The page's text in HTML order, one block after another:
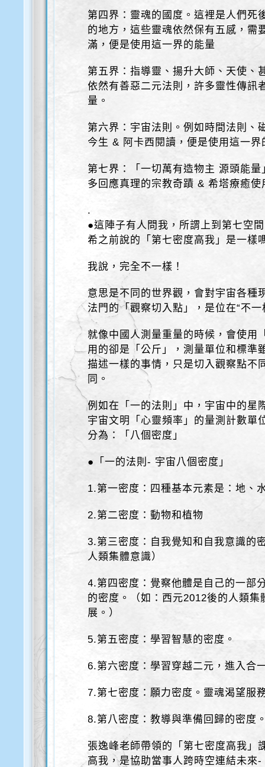
第四界：靈魂的國度。這裡是人們死
的地方，這些靈魂依然保有五感，需
滿，便是使用這一界的能量
第五界：指導靈、揚升大師、天使、
依然有善惡二元法則，許多靈性傳訊
量。
第六界：宇宙法則。例如時間法則、
今生 & 阿卡西閱讀，便是使用這一界
第七界：「一切萬有造物主 源頭能
多回應真理的宗教奇蹟 & 希塔療癒使
.
●這陣子有人問我，所謂上到第七空
希之前說的「第七密度高我」是一樣
我說，完全不一樣！
意思是不同的世界觀，會對宇宙各種
法門的「觀察切入點」，是位在“不
就像中國人測量重量的時候，會使用
用的卻是「公斤」，測量單位和標準
描述一樣的事情，只是切入觀察點不
同。
例如在「一的法則」中，宇宙中的星
宇宙文明「心靈頻率」的量測計數單
分為：「八個密度」
●「一的法則- 宇宙八個密度」
1.第一密度：四種基本元素是：地、
2.第二密度：動物和植物
3.第三密度：自我覺知和自我意識的
人類集體意識）
4.第四密度：覺察他體是自己的一部
的密度。（如：西元2012後的人類
展。）
5.第五密度：學習智慧的密度。
6.第六密度：學習穿越二元，進入合
7.第七密度：願力密度。靈魂渴望服
8.第八密度：教導與準備回歸的密度
張逸峰老師帶領的「第七密度高我」
高我，是協助當事人跨時空連結未來